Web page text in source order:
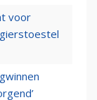
voor